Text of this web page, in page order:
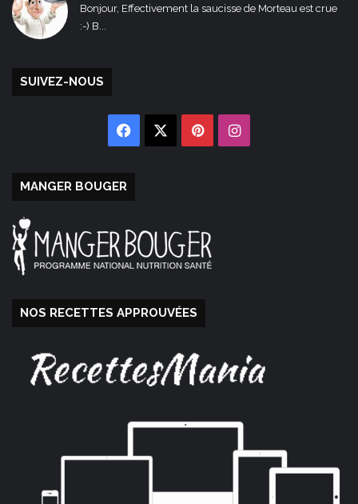
Bonjour, Effectivement la saucisse de Morteau est crue
:-) B...
SUIVEZ-NOUS
Facebook PinterestInstagram
MANGER BOUGER
NOS RECETTES APPROUVÉES